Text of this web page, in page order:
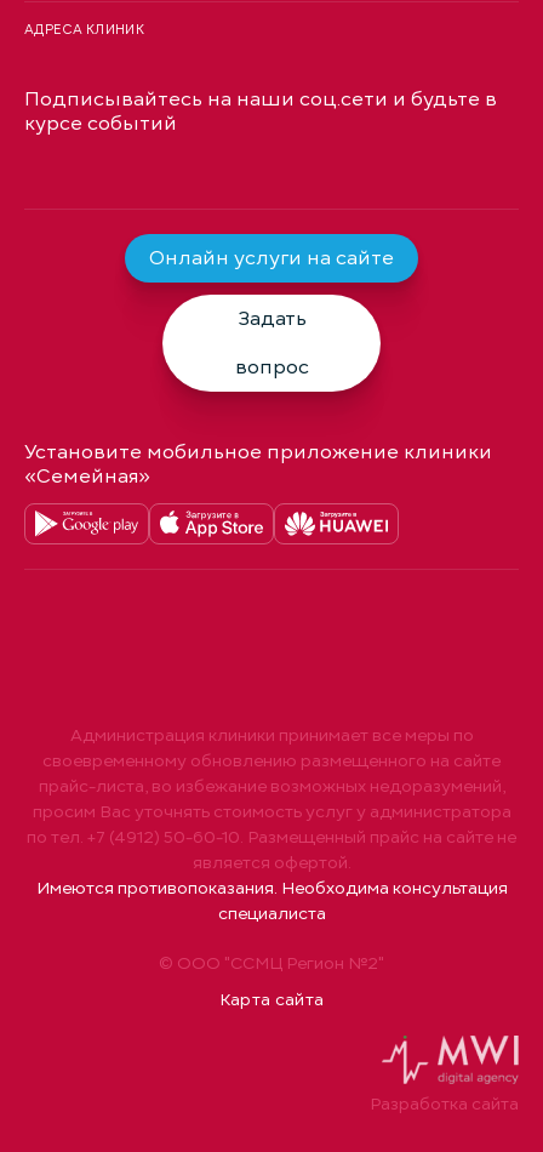
АДРЕСА КЛИНИК
Подписывайтесь на наши соц.сети и будьте в
курсе событий
Онлайн услуги на сайте
Задать
вопрос
Установите мобильное приложение клиники
«Семейная»
© ООО "ССМЦ Регион №2"
Карта сайта
Администрация клиники принимает все меры по
своевременному обновлению размещенного на сайте
прайс-листа, во избежание возможных недоразумений,
просим Вас уточнять стоимость услуг у администратора
по тел. +7 (4912) 50-60-10. Размещенный прайс на сайте не
является офертой.
Имеются противопоказания. Необходима консультация
специалиста
Разработка сайта